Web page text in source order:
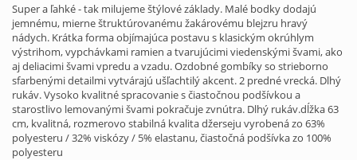
Super a ľahké - tak milujeme štýlové základy. Malé bodky dodajú
jemnému, mierne štruktúrovanému žakárovému blejzru hravý
nádych. Krátka forma objímajúca postavu s klasickým okrúhlym
výstrihom, vypchávkami ramien a tvarujúcimi viedenskými švami, ako
aj deliacimi švami vpredu a vzadu. Ozdobné gombíky so strieborno
sfarbenými detailmi vytvárajú ušľachtilý akcent. 2 predné vrecká. Dlhý
rukáv. Vysoko kvalitné spracovanie s čiastočnou podšívkou a
starostlivo lemovanými švami pokračuje zvnútra. Dlhý rukáv.dĺžka 63
cm, kvalitná, rozmerovo stabilná kvalita džerseju vyrobená zo 63%
polyesteru / 32% viskózy / 5% elastanu, čiastočná podšívka zo 100%
polyesteru